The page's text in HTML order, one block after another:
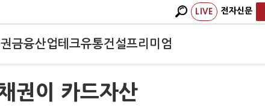
LIVE 전자신문
금융산업테크유통건설프리미엄
권이 카드자산